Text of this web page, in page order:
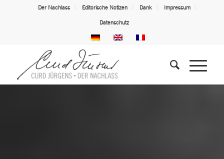
Der Nachlass Editorische Notizen Dank Impressum
Datenschutz